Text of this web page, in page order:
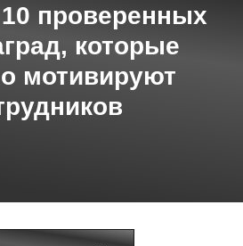
проверенных
которые
мотивируют